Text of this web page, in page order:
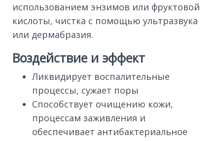
использованием энзимов или фруктовой
кислоты, чистка с помощью ультразвука
или дермабразия.
Воздействие и эффект
Ликвидирует воспалительные
процессы, сужает поры
Способствует очищению кожи,
процессам заживления и
обеспечивает антибактериальное